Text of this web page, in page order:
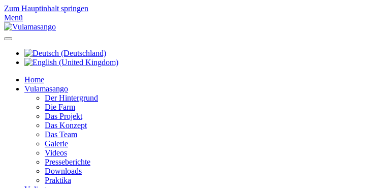
Zum Hauptinhalt springen
Menü
Home
Vulamasango
Der Hintergrund
Die Farm
Das Projekt
Das Konzept
Das Team
Galerie
Videos
Presseberichte
Downloads
Praktika